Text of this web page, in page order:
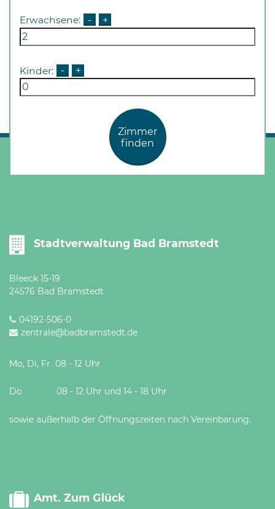
Erwachsene: - +
Kinder: - +
Zimmer
finden
Stadtverwaltung Bad Bramstedt
Bleeck 15-19
24576 Bad Bramstedt
04192-506-0
zentrale@badbramstedt.de
Mo, Di, Fr 08 - 12 Uhr
Do 08 - 12 Uhr und 14 - 18 Uhr
sowie außerhalb der Öffnungszeiten nach Vereinbarung.
Amt. Zum Glück